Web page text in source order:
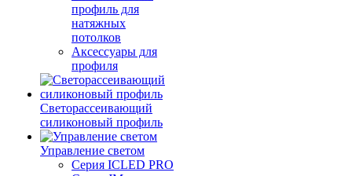
профиль для
натяжных
потолков
Аксессуары для
профиля
Светорассеивающий
силиконовый профиль
Управление светом
Серия ICLED PRO